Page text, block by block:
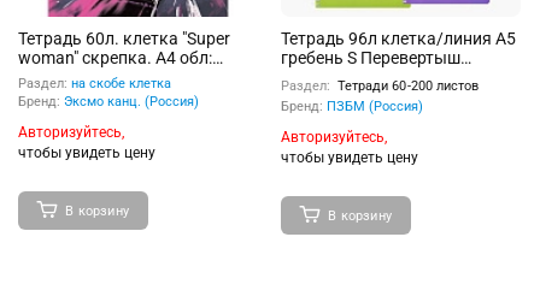
Тетрадь 60л. клетка "Super
woman" скрепка. А4 обл:
мел.карт. глянцевая
ламинация
Раздел: на скобе клетка
Бренд: Эксмо канц. (Россия)
Авторизуйтесь,
чтобы увидеть цену
В корзину
Тетрадь 96л клетка/линия А5
гребень S Перевертыш
Кляксоиды
Раздел: Тетради 60-200 листов
Бренд: ПЗБМ (Россия)
Авторизуйтесь,
чтобы увидеть цену
В корзину